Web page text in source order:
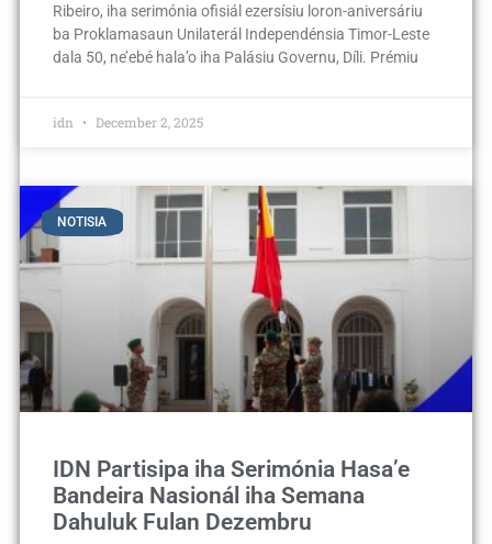
Ribeiro, iha serimónia ofisiál ezersísiu loron-aniversáriu
ba Proklamasaun Unilaterál Independénsia Timor-Leste
dala 50, ne’ebé hala’o iha Palásiu Governu, Díli. Prémiu
idn December 2, 2025
NOTISIA
IDN Partisipa iha Serimónia Hasa’e
Bandeira Nasionál iha Semana
Dahuluk Fulan Dezembru